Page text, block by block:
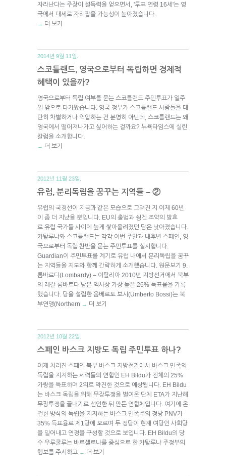
자라난다는 주장이 설득력을 얻으면서, '투표 연령 16세'는 영
국에서 대세로 자리잡을 가능성이 높아졌습니다.
→ 더 보기
2014년 9월 11일.
스코틀랜드, 영국으로부터 독립하면 경제적
혜택이 있을까?
영국으로부터 독립 여부를 묻는 스코틀랜드 주민투표가 일주
일 앞으로 다가왔습니다. 영국 정부가 스코틀랜드 사람들을 대
단히 차별하거나 억압하는 건 분명히 아닌데, 스코틀랜드는 왜
영국에서 떨어져나가고 싶어하는 걸까요? 뉴욕타임스에 실린
칼럼을 소개합니다.
→ 더 보기
2012년 11월 23일.
유럽, 분리독립을 꿈꾸는 지역들 – ②
유럽의 국경선이 지금과 같은 모습으로 그려진 지 이제 60년
이 좀 더 지났을 뿐입니다. EU의 출범과 쇵겐 조약의 발효
로 유럽 국가들 사이에 높게 쌓아올려졌던 담은 낮아졌습니다.
카탈루냐와 스코틀랜드는 각각 이번 주말과 내후년 스페인, 영
국으로부터 독립 찬반을 묻는 주민투표를 실시합니다.
Guardian이 주민투표를 계기로 유럽 내에서 분리독립을 꿈꾸
는 지역들을 지도와 함께 간략하게 소개했습니다. 원문보기 9.
롬바르디(Lombardy) – 이탈리아 2010년 지방선거에서 북부
의 레갈 롬바르다 당은 역사상 가장 높은 26% 득표율을 기록
했습니다. 당을 설립한 움베르토 보시(Umberto Bossi)는 북
부연맹(Northern → 더 보기
2012년 10월 22일.
스페인 바스크 지방도 독립 주민투표 하나?
어제 치러진 스페인 북부 바스크 지방선거에서 바스크 민족의
독립을 지지하는 세력들의 연합인 EH Bildu가 전체의 25%
가량을 득표하며 2위로 약진한 것으로 예상됩니다. EH Bildu
는 바스크 독립을 위해 무장투쟁을 벌여온 단체 ETA가 지난해
무장투쟁을 끝내기로 선언한 뒤 만든 연합체입니다. 여기에 온
건한 방식의 독립을 지지하는 바스크 민족주의 정당 PNV가
35% 득표율로 제1당에 오르며 두 정당이 현재 여당인 사회당
을 밀어내고 연정을 구성할 것으로 보입니다. EH Bildu의 당
수 우루쿨루는 바르셀로나를 중심으로 한 카탈루냐 주정부의
행보를 주시하고 → 더 보기